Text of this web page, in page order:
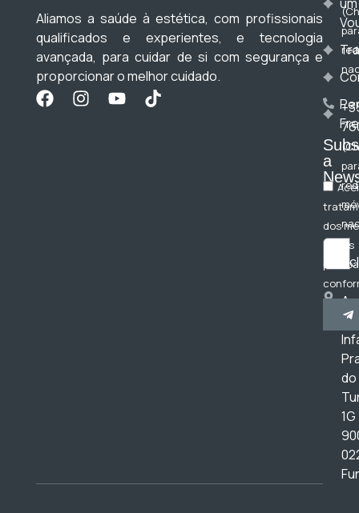
Aliamos a saúde à estética, com profissionais
qualificados e experientes, e tecnologia
avançada, para cuidar de si com segurança e
proporcionar o melhor cuidado.
do
do
1G
a
dos
dados